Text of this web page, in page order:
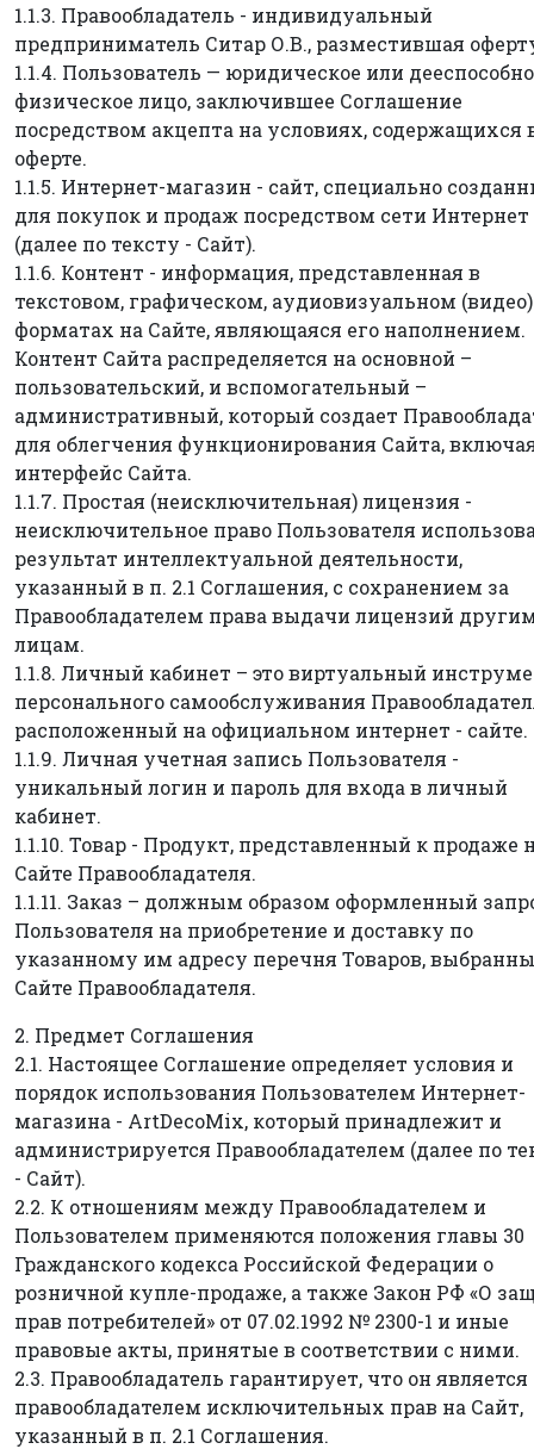
1.1.3. Правообладатель - индивидуальный
предприниматель Ситар О.В., разместившая
1.1.4. Пользователь — юридическое или
физическое лицо, заключившее Соглашение
посредством акцепта на условиях, содержащихся
оферте.
1.1.5. Интернет-магазин - сайт, специально
для покупок и продаж посредством сети Интернет
(далее по тексту - Сайт).
1.1.6. Контент - информация, представленная в
текстовом, графическом, аудиовизуальном (видео)
форматах на Сайте, являющаяся его наполнением.
Контент Сайта распределяется на основной –
пользовательский, и вспомогательный –
административный, который создает
для облегчения функционирования Сайта,
интерфейс Сайта.
1.1.7. Простая (неисключительная) лицензия -
неисключительное право Пользователя
результат интеллектуальной деятельности,
указанный в п. 2.1 Соглашения, с сохранением за
Правообладателем права выдачи лицензий
лицам.
1.1.8. Личный кабинет – это виртуальный
персонального самообслуживания
расположенный на официальном интернет - сайте.
1.1.9. Личная учетная запись Пользователя -
уникальный логин и пароль для входа в личный
кабинет.
1.1.10. Товар - Продукт, представленный к продаже
Сайте Правообладателя.
1.1.11. Заказ – должным образом оформленный
Пользователя на приобретение и доставку по
указанному им адресу перечня Товаров,
Сайте Правообладателя.
2. Предмет Соглашения
2.1. Настоящее Соглашение определяет условия и
порядок использования Пользователем Интернет-
магазина - ArtDecoMix, который принадлежит и
администрируется Правообладателем (далее по
- Сайт).
2.2. К отношениям между Правообладателем и
Пользователем применяются положения главы 30
Гражданского кодекса Российской Федерации о
розничной купле-продаже, а также Закон РФ «О
прав потребителей» от 07.02.1992 № 2300-1 и иные
правовые акты, принятые в соответствии с ними.
2.3. Правообладатель гарантирует, что он является
правообладателем исключительных прав на Сайт,
указанный в п. 2.1 Соглашения.